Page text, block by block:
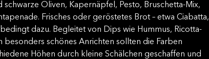
Oliven, Kapernäpfel, Pesto, Bruschetta-Mix,
Frisches oder geröstetes Brot – etwa Ciabatta,
dazu. Begleitet von Dips wie Hummus, Ricotta-
besonders schönes Anrichten sollten die Farben
Höhen durch kleine Schälchen geschaffen und